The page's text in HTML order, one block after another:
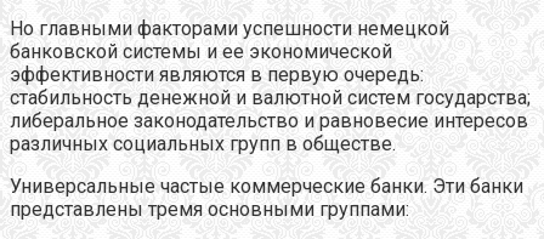
Но главными факторами успешности немецкой
банковской системы и ее экономической
эффективности являются в первую очередь:
стабильность денежной и валютной систем государства;
либеральное законодательство и равновесие интересов
различных социальных групп в обществе.
Универсальные частые коммерческие банки. Эти банки
представлены тремя основными группами: